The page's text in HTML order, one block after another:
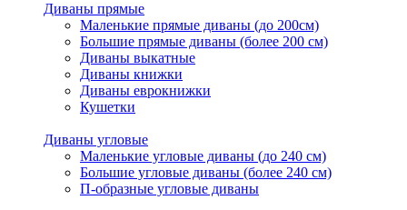
Диваны прямые
Маленькие прямые диваны (до 200см)
Большие прямые диваны (более 200 см)
Диваны выкатные
Диваны книжки
Диваны еврокнижки
Кушетки
Диваны угловые
Маленькие угловые диваны (до 240 см)
Большие угловые диваны (более 240 см)
П-образные угловые диваны